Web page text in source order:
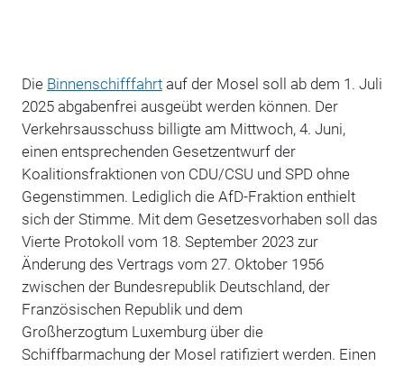
Die Binnenschifffahrtauf der Mosel soll ab dem 1. Juli
2025 abgabenfrei ausgeübt werden können. Der
Verkehrsausschuss billigte am Mittwoch, 4. Juni,
einen entsprechenden Gesetzentwurf der
Koalitionsfraktionen von CDU/CSU und SPD ohne
Gegenstimmen. Lediglich die AfD-Fraktion enthielt
sich der Stimme. Mit dem Gesetzesvorhaben soll das
Vierte Protokoll vom 18. September 2023 zur
Änderung des Vertrags vom 27. Oktober 1956
zwischen der Bundesrepublik Deutschland, der
Französischen Republik und dem
Großherzogtum Luxemburg über die
Schiffbarmachung der Mosel ratifiziert werden. Einen